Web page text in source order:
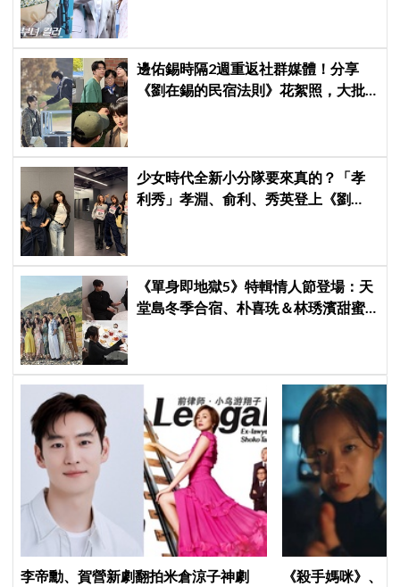
邊佑錫時隔2週重返社群媒體！分享
《劉在錫的民宿法則》花絮照，大批
少女時代全新小分隊要來真的？「孝
利秀」孝淵、俞利、秀英登上《劉
《單身即地獄5》特輯情人節登場：天
堂島冬季合宿、朴喜珗＆林琇濱甜蜜
李帝勳、賀營新劇翻拍米倉涼子神劇
《殺手媽咪》、